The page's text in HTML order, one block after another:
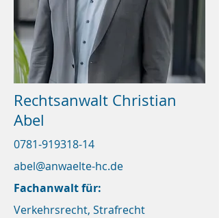
Rechtsanwalt Christian
Abel
0781-919318-14
abel@anwaelte-hc.de
Fachanwalt für:
Verkehrsrecht, Strafrecht